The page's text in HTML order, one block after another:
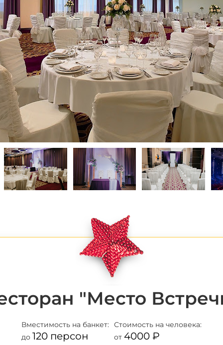
"Место
Вместимость на банкет:
до 120 персон
Стоимость на человека:
от 4000 ₽